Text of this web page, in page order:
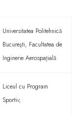
Universitatea Politehnică
Bucureşti, Facultatea de
Inginerie Aerospaţială
Liceul cu Program
Sportiv,